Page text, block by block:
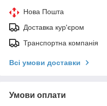
Нова Пошта
Доставка кур'єром
Транспортна компанія
Всі умови доставки
Умови оплати